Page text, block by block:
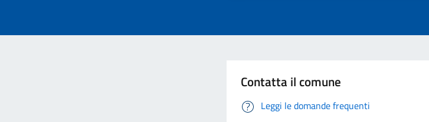
Contatta il comune
Leggi le domande frequenti